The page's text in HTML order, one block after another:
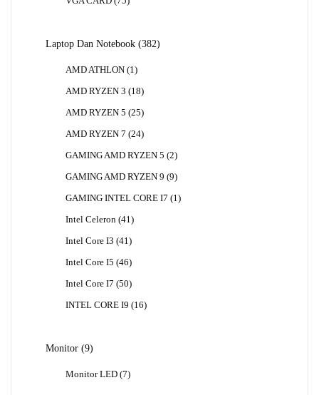
Laptop Dan Notebook 382382
AMD ATHLON 1 1
AMD RYZEN 3
1818
AMD RYZEN 5 2525
AMD RYZEN 7 2424
GAMING AMD RYZEN 5 22
GAMING AMD RYZEN 9 99
GAMING INTEL CORE I7
1 1
Intel Celeron 41 41
Intel Core I3 41 41
Intel Core I5 4646
Intel Core I7 5050
INTEL CORE I9
1616
Monitor 99
Monitor LED 77